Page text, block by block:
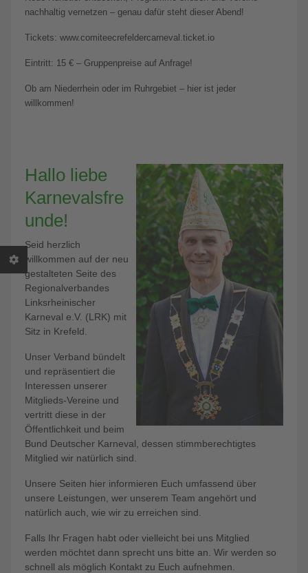
nachhaltig vernetzen – genau dafür steht dieser Abend!
Tickets: www.comiteecrefeldercarneval.ticket.io
Eintritt: 15 € – Gruppenpreise auf Anfrage!
Ob am Niederrhein oder im Ruhrgebiet – hier ist jeder
willkommen!
Hallo liebe
Karnevalsfre
unde!
Seid herzlich
willkommen auf der neu
gestalteten Seite des
Regionalverbandes
Linksrheinischer
Karneval e.V. (LRK) mit
Sitz in Krefeld.
Unser Verband bündelt
und repräsentiert die
Interessen unserer
Mitglieds-Vereine und
vertritt diese in der
Öffentlichkeit und beim
Bund Deutscher Karneval, dessen stimmberechtigtes
Mitglied wir natürlich sind.
Unsere Seiten hier informieren Euch umfassend über
unsere Leistungen, wer unserem Team angehört und
natürlich auch, wie wir zu erreichen sind.
Falls Ihr Fragen habt oder vielleicht bei uns Mitglied
werden möchtet dann sprecht uns bitte an. Wir werden so
schnell als möglich Kontakt zu Euch aufnehmen.